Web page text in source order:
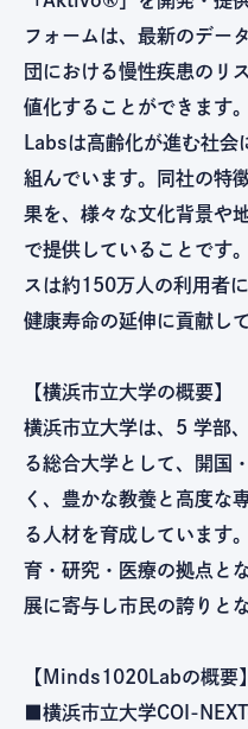
フォームは、最新のデー
団における慢性疾患のリ
値化することができます
Labsは高齢化が進む社会
組んでいます。同社の特
果を、様々な文化背景や
で提供していることです
スは約150万人の利用者
健康寿命の延伸に貢献し
【横浜市立大学の概要】
横浜市立大学は、5 学部
る総合大学として、開国
く、豊かな教養と高度な
る人材を育成しています
育・研究・医療の拠点と
展に寄与し市民の誇りと
【Minds1020Labの概要】
■横浜市立大学COI-